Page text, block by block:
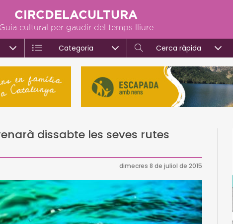
CIRCDELACULTURA
Guia cultural per gaudir del temps lliure
Categoria Cerca ràpida
dissabte les seves rutes
dimecres 8 de juliol de 2015